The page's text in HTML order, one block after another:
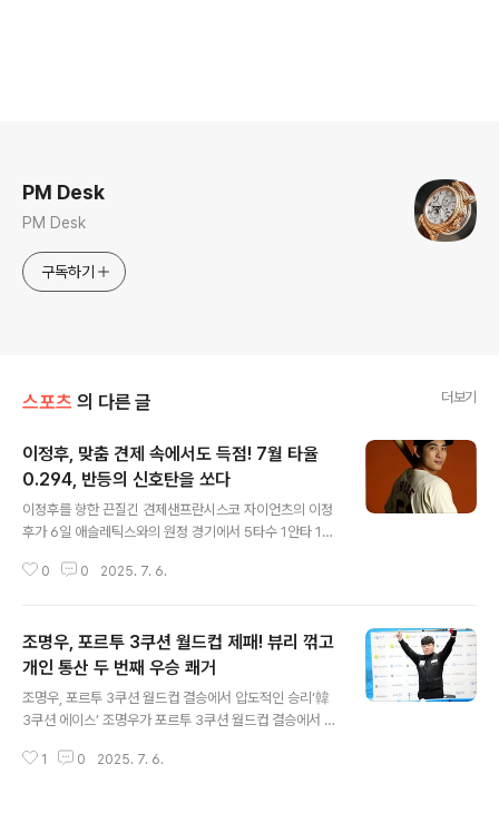
PM Desk
PM Desk
구독하기
스포츠 의 다른 글 더보기
이정후, 맞춤 견제 속에서도 득점! 7월 타율
0.294, 반등의 신호탄을 쏘다
이정후를 향한 끈질긴 견제샌프란시스코 자이언츠의 이정
후가 6일 애슬레틱스와의 원정 경기에서 5타수 1안타 1득
욱 거세지고 있어, 이정후의 시즌 반등에 중요한 과제가 주
혀 아쉬운 결과를 냈습니다. 하지만, 3회에는 중전 안타를
때려내며 득점의 발판을 마련했습니다. 이후 득점까지 성
공하며, 견제 속에서도 빛나는 활약을 펼쳤습니다. 수비 시
프트의 덫, 그리고 극복해야 할 과제상대 팀들은 이정후의
타격 패턴을 분석하여, 바깥쪽 공을 던지고 수비 시프트를
통해 이정후를 압박하고 있습니다. 이는 이정후가 후반기
0 0 2025. 7. 6.
조명우, 포르투 3쿠션 월드컵 제패! 뷰리 꺾고
개인 통산 두 번째 우승 쾌거
조명우, 포르투 3쿠션 월드컵 결승에서 압도적인 승리‘韓
3쿠션 에이스’ 조명우가 포르투 3쿠션 월드컵 결승에서 제
3쿠션의 위상을 드높였습니다. 6일 새벽(한국시간) 열린
1 0 2025. 7. 6.